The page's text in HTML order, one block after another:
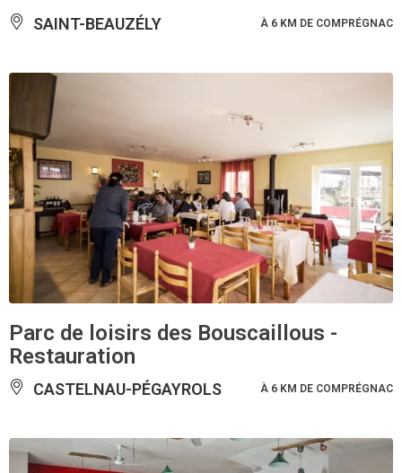
SAINT-BEAUZÉLY À 6 KM DE COMPRÉGNAC
Parc de loisirs des Bouscaillous -
Restauration
CASTELNAU-PÉGAYROLS À 6 KM DE COMPRÉGNAC